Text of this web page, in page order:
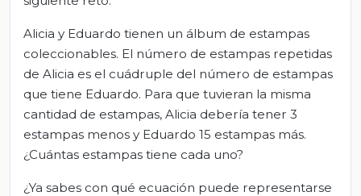
Alicia y Eduardo tienen un álbum de estampas
coleccionables. El número de estampas repetidas
de Alicia es el cuádruple del número de estampas
que tiene Eduardo. Para que tuvieran la misma
cantidad de estampas, Alicia debería tener 3
estampas menos y Eduardo 15 estampas más.
¿Cuántas estampas tiene cada uno?
¿Ya sabes con qué ecuación puede representarse